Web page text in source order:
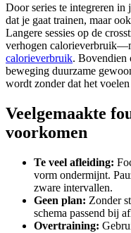
Door series te integreren in
dat je gaat trainen, maar
Langere sessies op de
verhogen
calorieverbruik. Bovendien
beweging duurzame
wordt zonder dat het voelen
Veelgemaakte
voorkomen
Te veel afleiding:
vorm ondermijnt.
zware intervallen.
Geen plan: Zonder
schema passend bij
Overtraining: